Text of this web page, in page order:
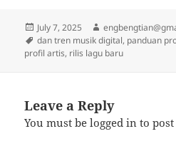
Posted
on
July 7, 2025 Author
Tags
dan tren musik digital, panduan
profil artis, rilis lagu baru
Leave a Reply
You must belogged in to